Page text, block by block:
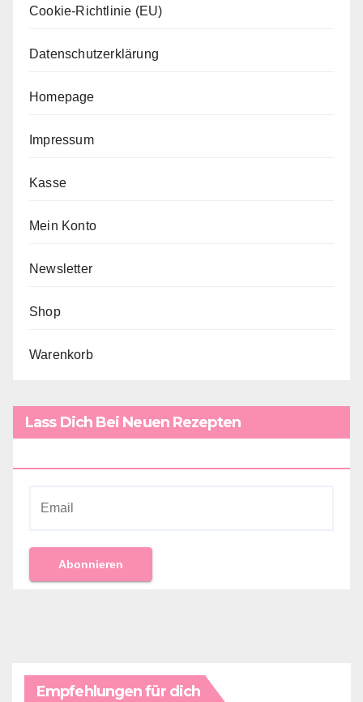
Cookie-Richtlinie (EU)
Datenschutzerklärung
Homepage
Impressum
Kasse
Mein Konto
Newsletter
Shop
Warenkorb
Lass Dich Bei Neuen Rezepten
Empfehlungen für dich